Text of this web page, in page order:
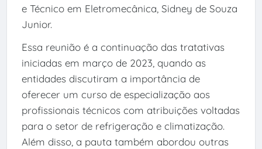
e Técnico em Eletromecânica, Sidney de Souza
Junior.
Essa reunião é a continuação das tratativas
iniciadas em março de 2023, quando as
entidades discutiram a importância de
oferecer um curso de especialização aos
profissionais técnicos com atribuições voltadas
para o setor de refrigeração e climatização.
Além disso, a pauta também abordou outras